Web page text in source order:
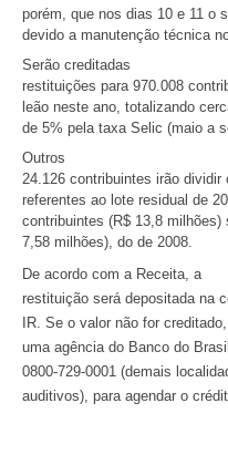
porém, que nos dias 10 e 11 o
devido a manutenção técnica
Serão creditadas
restituições para 970.008
leão neste ano, totalizando
de 5% pela taxa Selic (maio a
Outros
24.126 contribuintes irão
referentes ao lote residual de
contribuintes (R$ 13,8
7,58 milhões), do de 2008.
De acordo com a Receita, a
restituição será depositada na
IR. Se o valor não for
uma agência do Banco do
0800-729-0001 (demais
auditivos), para agendar o